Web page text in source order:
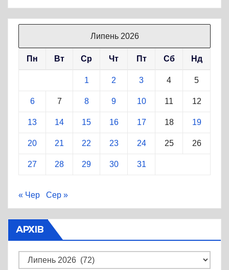
Липень 2026
Пн Вт Ср Чт Пт Сб Нд
1 2 3 4 5
6 7 8 9 10 11 12
13 14 15 16 17 18 19
20 21 22 23 24 25 26
27 28 29 30 31
« Чер Сер »
АРХІВ
Архів